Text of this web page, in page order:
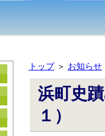
トップ＞ お知らせ
浜町史
１）